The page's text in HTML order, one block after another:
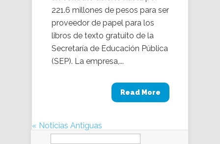
221.6 millones de pesos para ser
proveedor de papel para los
libros de texto gratuito de la
Secretaría de Educación Pública
(SEP). La empresa,...
Read More
« Noticias Antiguas
Buscar: